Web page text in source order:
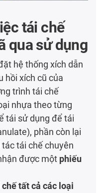
tái chế
qua sử dụng
hệ thống xích dẫn
hồi xích cũ của
trình tái chế
nhựa theo từng
tái sử dụng để tái
phần còn lại
tái chế chuyên
được một phiếu
tất cả các loại